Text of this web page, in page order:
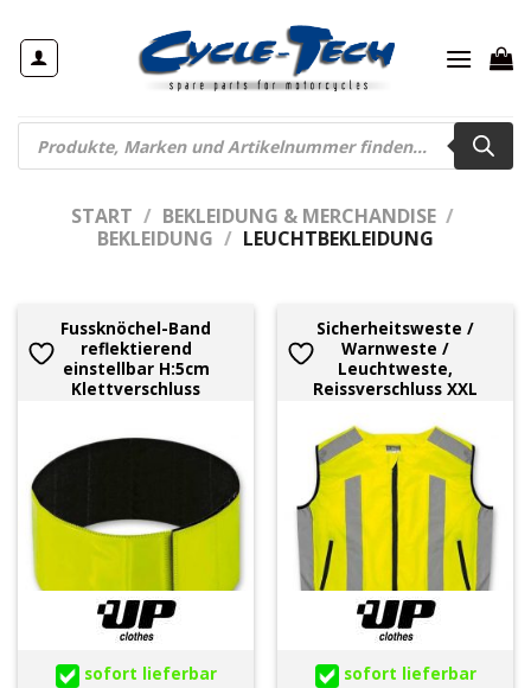
Inhalt
springen
Products
search
START / BEKLEIDUNG & MERCHANDISE /
BEKLEIDUNG / LEUCHTBEKLEIDUNG
Fussknöchel-Band
reflektierend
einstellbar H:5cm
Klettverschluss
sofort lieferbar
Sicherheitsweste /
Warnweste /
Leuchtweste,
Reissverschluss XXL
sofort lieferbar